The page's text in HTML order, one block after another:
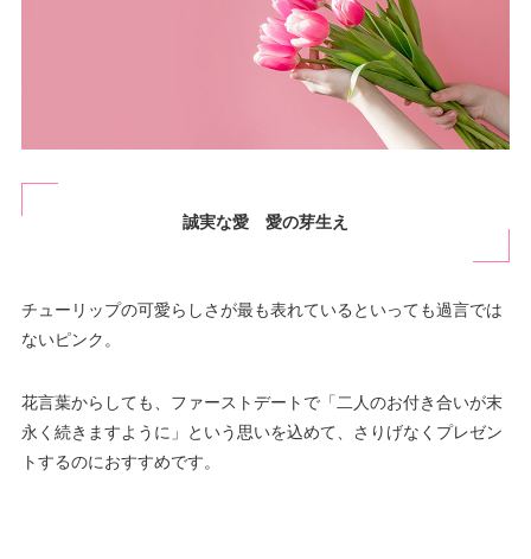
誠実な愛 愛の芽生え
チューリップの可愛らしさが最も表れているといっても過言では
ないピンク。
花言葉からしても、ファーストデートで「二人のお付き合いが末
永く続きますように」という思いを込めて、さりげなくプレゼン
トするのにおすすめです。